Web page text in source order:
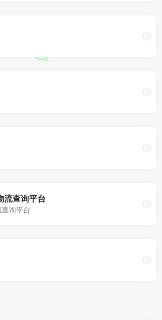
流查询平台
询平台